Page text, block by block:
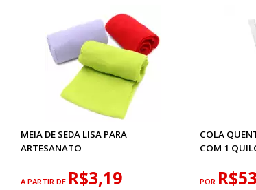
MEIA DE SEDA LISA PARA
ARTESANATO
A PARTIR DE R$3,19
COLA
COM 1
POR